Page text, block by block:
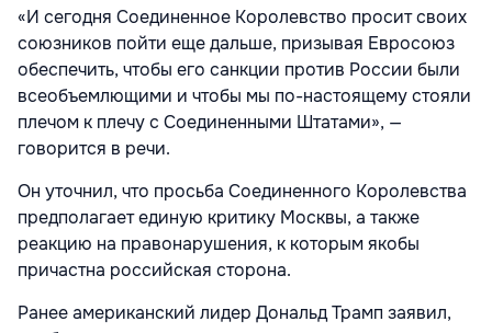
«И сегодня Соединенное Королевство просит своих
союзников пойти еще дальше, призывая Евросоюз
обеспечить, чтобы его санкции против России были
всеобъемлющими и чтобы мы по-настоящему стояли
плечом к плечу с Соединенными Штатами», —
говорится в речи.
Он уточнил, что просьба Соединенного Королевства
предполагает единую критику Москвы, а также
реакцию на правонарушения, к которым якобы
причастна российская сторона.
Ранее американский лидер Дональд Трамп заявил,